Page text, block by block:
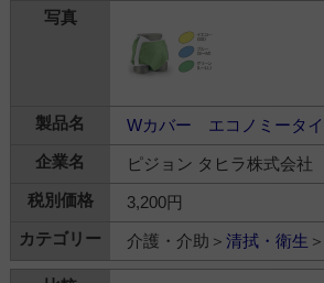
Wカバー エコノミータ
ピジョン タヒラ株式会社
3,200円
介護・介助＞ 清拭・衛生 ＞